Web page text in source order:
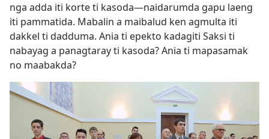
nga adda iti korte ti kasoda—naidarumda gapu laeng
iti pammatida. Mabalin a maibalud ken agmulta iti
dakkel ti dadduma. Ania ti epekto kadagiti Saksi ti
nabayag a panagtaray ti kasoda? Ania ti mapasamak
no maabakda?